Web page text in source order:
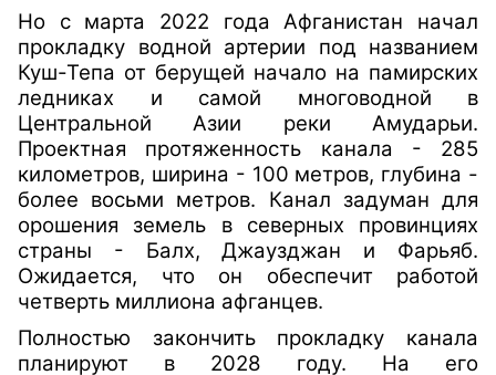
Но с марта 2022 года Афганистан начал
прокладку водной артерии под названием
Куш-Тепа от берущей начало на памирских
ледниках и самой многоводной в
Центральной Азии реки Амударьи.
Проектная протяженность канала - 285
километров, ширина - 100 метров, глубина -
более восьми метров. Канал задуман для
орошения земель в северных провинциях
страны - Балх, Джаузджан и Фарьяб.
Ожидается, что он обеспечит работой
четверть миллиона афганцев.
Полностью закончить прокладку канала
планируют в 2028 году. На его